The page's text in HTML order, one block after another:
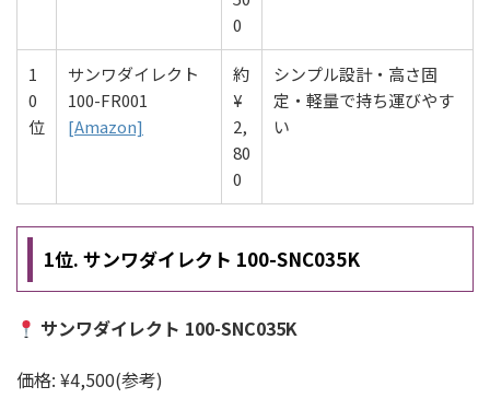
0
1
0
位
サンワダイレクト
100-FR001
[Amazon]
約
¥
2,
80
0
シンプル設計・高さ固
定・軽量で持ち運びやす
い
1位. サンワダイレクト 100-SNC035K
サンワダイレクト 100-SNC035K
価格: ¥4,500(参考)